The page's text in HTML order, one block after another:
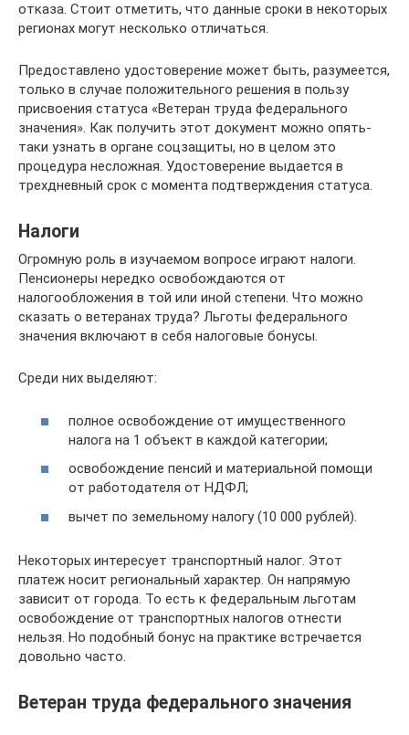
отказа. Стоит отметить, что данные сроки в некоторых
регионах могут несколько отличаться.
Предоставлено удостоверение может быть, разумеется,
только в случае положительного решения в пользу
присвоения статуса «Ветеран труда федерального
значения». Как получить этот документ можно опять-
таки узнать в органе соцзащиты, но в целом это
процедура несложная. Удостоверение выдается в
трехдневный срок с момента подтверждения статуса.
Налоги
Огромную роль в изучаемом вопросе играют налоги.
Пенсионеры нередко освобождаются от
налогообложения в той или иной степени. Что можно
сказать о ветеранах труда? Льготы федерального
значения включают в себя налоговые бонусы.
Среди них выделяют:
полное освобождение от имущественного
налога на 1 объект в каждой категории;
освобождение пенсий и материальной помощи
от работодателя от НДФЛ;
вычет по земельному налогу (10 000 рублей).
Некоторых интересует транспортный налог. Этот
платеж носит региональный характер. Он напрямую
зависит от города. То есть к федеральным льготам
освобождение от транспортных налогов отнести
нельзя. Но подобный бонус на практике встречается
довольно часто.
Ветеран труда федерального значения